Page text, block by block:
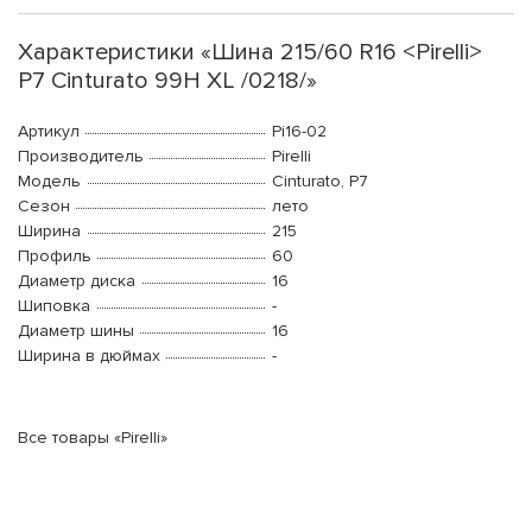
Характеристики «Шина 215/60 R16 <Pirelli>
P7 Cinturato 99H XL /0218/»
Артикул
Pi16-02
Производитель
Pirelli
Модель
Cinturato, P7
Сезон
лето
Ширина
215
Профиль
60
Диаметр диска
16
Шиповка
-
Диаметр шины
16
Ширина в дюймах
-
Все товары «Pirelli»